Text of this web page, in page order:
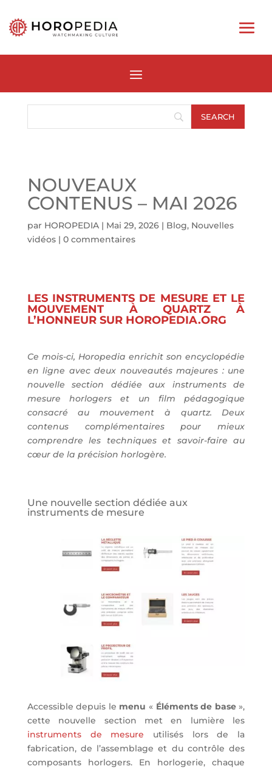
NOUVEAUX
CONTENUS – MAI 2026
par HOROPEDIA| Mai 29, 2026| Blog, Nouvelles
vidéos| 0 commentaires
LES INSTRUMENTS DE MESURE ET LE
MOUVEMENT À QUARTZ À
L’HONNEUR SUR HOROPEDIA.ORG
Ce mois-ci, Horopedia enrichit son encyclopédie
en ligne avec deux nouveautés majeures : une
nouvelle section dédiée aux instruments de
mesure horlogers et un film pédagogique
consacré au mouvement à quartz. Deux
contenus complémentaires pour mieux
comprendre les techniques et savoir-faire au
cœur de la précision horlogère.
Une nouvelle section dédiée aux
instruments de mesure
Accessible depuis le menu « Éléments de base»,
cette nouvelle section met en lumière les
instruments de mesure utilisés lors de la
fabrication, de l’assemblage et du contrôle des
composants horlogers. En horlogerie, chaque